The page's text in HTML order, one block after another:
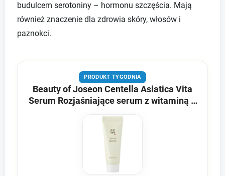
budulcem serotoniny – hormonu szczęścia. Mają
również znaczenie dla zdrowia skóry, włosów i
paznokci.
PRODUKT TYGODNIA
Beauty of Joseon Centella Asiatica Vita
Serum Rozjaśniające serum z witaminą C